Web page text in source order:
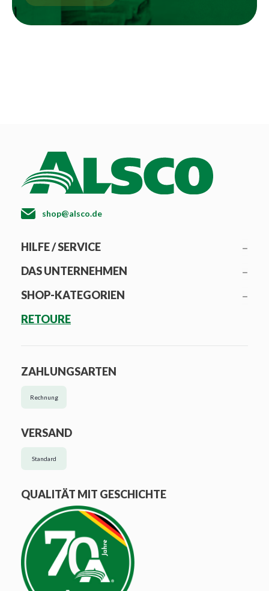
shop@alsco.de
HILFE / SERVICE
DAS UNTERNEHMEN
SHOP-KATEGORIEN
RETOURE
ZAHLUNGSARTEN
Rechnung
VERSAND
Standard
QUALITÄT MIT GESCHICHTE